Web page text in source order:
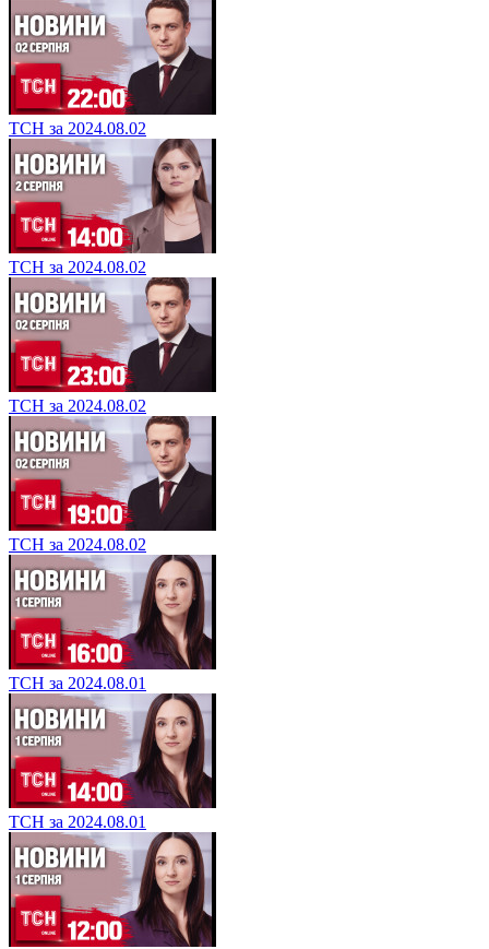
ТСН за 2024.08.02
ТСН за 2024.08.02
ТСН за 2024.08.02
ТСН за 2024.08.02
ТСН за 2024.08.01
ТСН за 2024.08.01